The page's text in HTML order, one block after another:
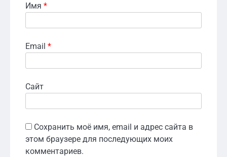
Имя *
Email *
Сайт
Сохранить моё имя, email и адрес сайта в
этом браузере для последующих моих
комментариев.